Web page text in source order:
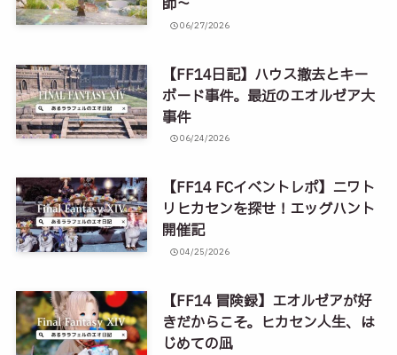
師～
06/27/2026
【FF14日記】ハウス撤去とキー
ボード事件。最近のエオルゼア大
事件
06/24/2026
【FF14 FCイベントレポ】ニワト
リヒカセンを探せ！エッグハント
開催記
04/25/2026
【FF14 冒険録】エオルゼアが好
きだからこそ。ヒカセン人生、は
じめての凪